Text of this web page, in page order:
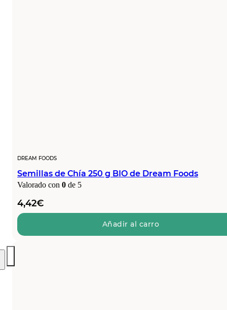
DREAM FOODS
Semillas de Chía 250 g BIO de Dream Foods
Valorado con 0 de 5
4,42€
Añadir al carro